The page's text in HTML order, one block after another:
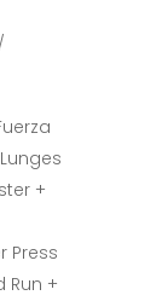
+
Press
Run +